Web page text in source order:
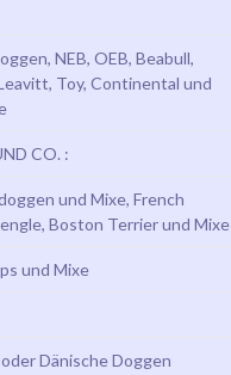
NEB, OEB, Beabull,
Toy, Continental und
CO. :
und Mixe, French
Boston Terrier und Mixe
und Mixe
Dänische Doggen